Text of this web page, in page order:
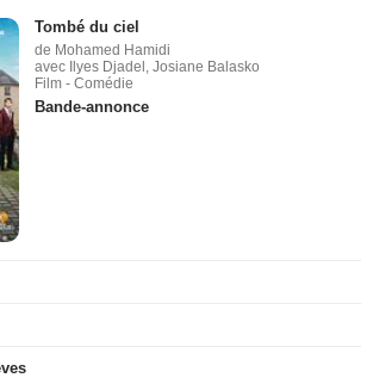
Tombé du ciel
de Mohamed Hamidi
avec Ilyes Djadel, Josiane Balasko
Film - Comédie
Bande-annonce